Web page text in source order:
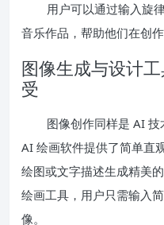
用户可以通过输入旋
音乐作品，帮助他们在创
图像生成与设计
受
图像创作同样是 AI
AI 绘画软件提供了简单直
绘图或文字描述生成精美
绘画工具，用户只需输入
像。